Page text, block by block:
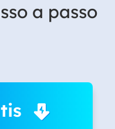
a passo